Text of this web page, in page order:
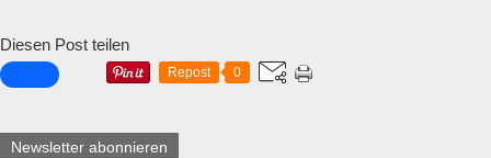
Diesen Post teilen
Repost 0
Newsletter abonnieren